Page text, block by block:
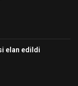
elan edildi